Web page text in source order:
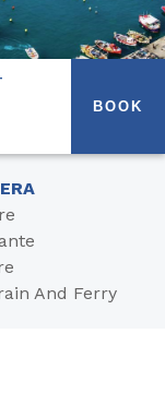
BOOK
And Ferry